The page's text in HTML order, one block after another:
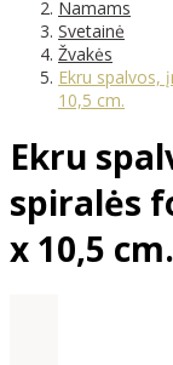
Namams
Svetainė
Žvakės
Ekru spalvos,
10,5 cm.
Ekru
spiralės
x 10,5 cm.